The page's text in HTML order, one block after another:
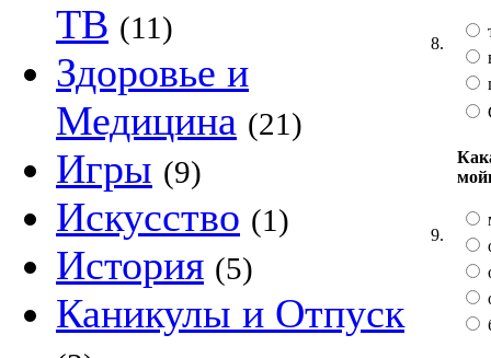
ТВ (11)
Здоровье и
Медицина (21)
Игры (9)
Искусство (1)
История (5)
Каникулы и Отпуск
8.
9.